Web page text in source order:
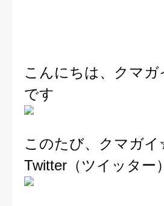
こんにちは、クマ
です
このたび、クマガ
Twitter（ツイッター